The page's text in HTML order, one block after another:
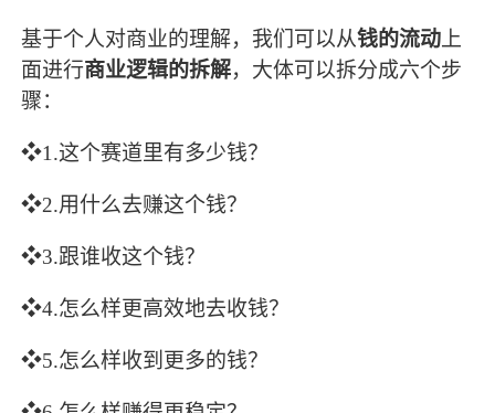
基于个人对商业的理解，我们可以从钱的流动 上
面进行商业逻辑的拆解，大体可以拆分成六个步
骤：
❖1.这个赛道里有多少钱？
❖2.用什么去赚这个钱？
❖3.跟谁收这个钱？
❖4.怎么样更高效地去收钱？
❖5.怎么样收到更多的钱？